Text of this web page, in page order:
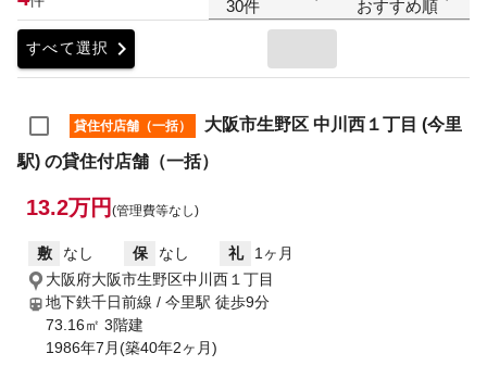
30件 おすすめ順
すべて選択 chevron_right
貸住付店舗（一括）
大阪市生野区 中川西１丁目 (今里
駅) の貸住付店舗（一括）
13.2万円 (管理費等なし)
敷 なし 保 なし 礼
1ヶ月
大阪府大阪市生野区中川西１丁目
地下鉄千日前線 / 今里駅 徒歩9分
73.16㎡ 3階建
1986年7月(築40年2ヶ月)